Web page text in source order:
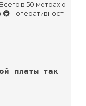
в 50 метрах о
– оперативност
платы так